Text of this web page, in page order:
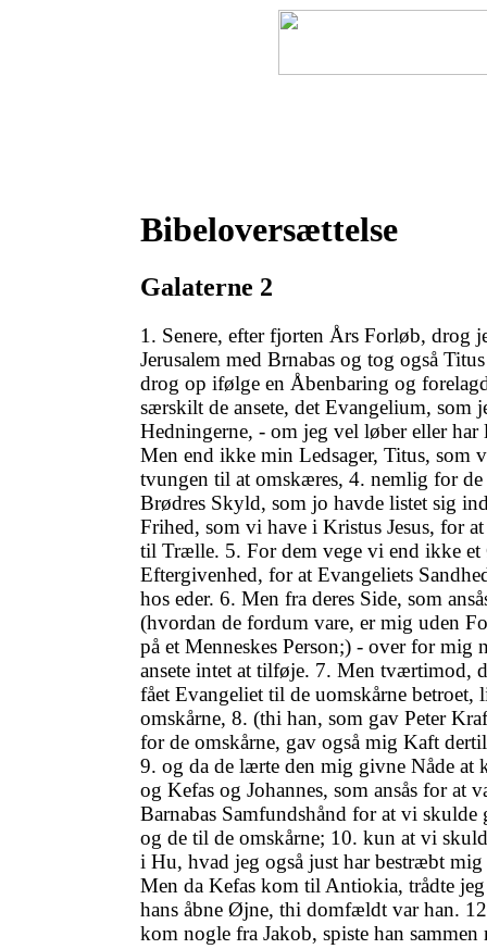
Bibeloversættelse
Galaterne 2
1. Senere, efter fjorten Års Forløb, drog
Jerusalem med Brnabas og tog også
drog op ifølge en Åbenbaring og
særskilt de ansete, det Evangelium, som
Hedningerne, - om jeg vel løber eller
Men end ikke min Ledsager, Titus, som
tvungen til at omskæres, 4. nemlig for de
Brødres Skyld, som jo havde listet sig
Frihed, som vi have i Kristus Jesus, for
til Trælle. 5. For dem vege vi end ikke
Eftergivenhed, for at Evangeliets
hos eder. 6. Men fra deres Side, som
(hvordan de fordum vare, er mig uden
på et Menneskes Person;) - over for mig
ansete intet at tilføje. 7. Men tværtimod,
fået Evangeliet til de uomskårne betroet,
omskårne, 8. (thi han, som gav Peter
for de omskårne, gav også mig Kaft
9. og da de lærte den mig givne Nåde at
og Kefas og Johannes, som ansås for at
Barnabas Samfundshånd for at vi skulde
og de til de omskårne; 10. kun at vi
i Hu, hvad jeg også just har bestræbt
Men da Kefas kom til Antiokia, trådte
hans åbne Øjne, thi domfældt var han.
kom nogle fra Jakob, spiste han sammen